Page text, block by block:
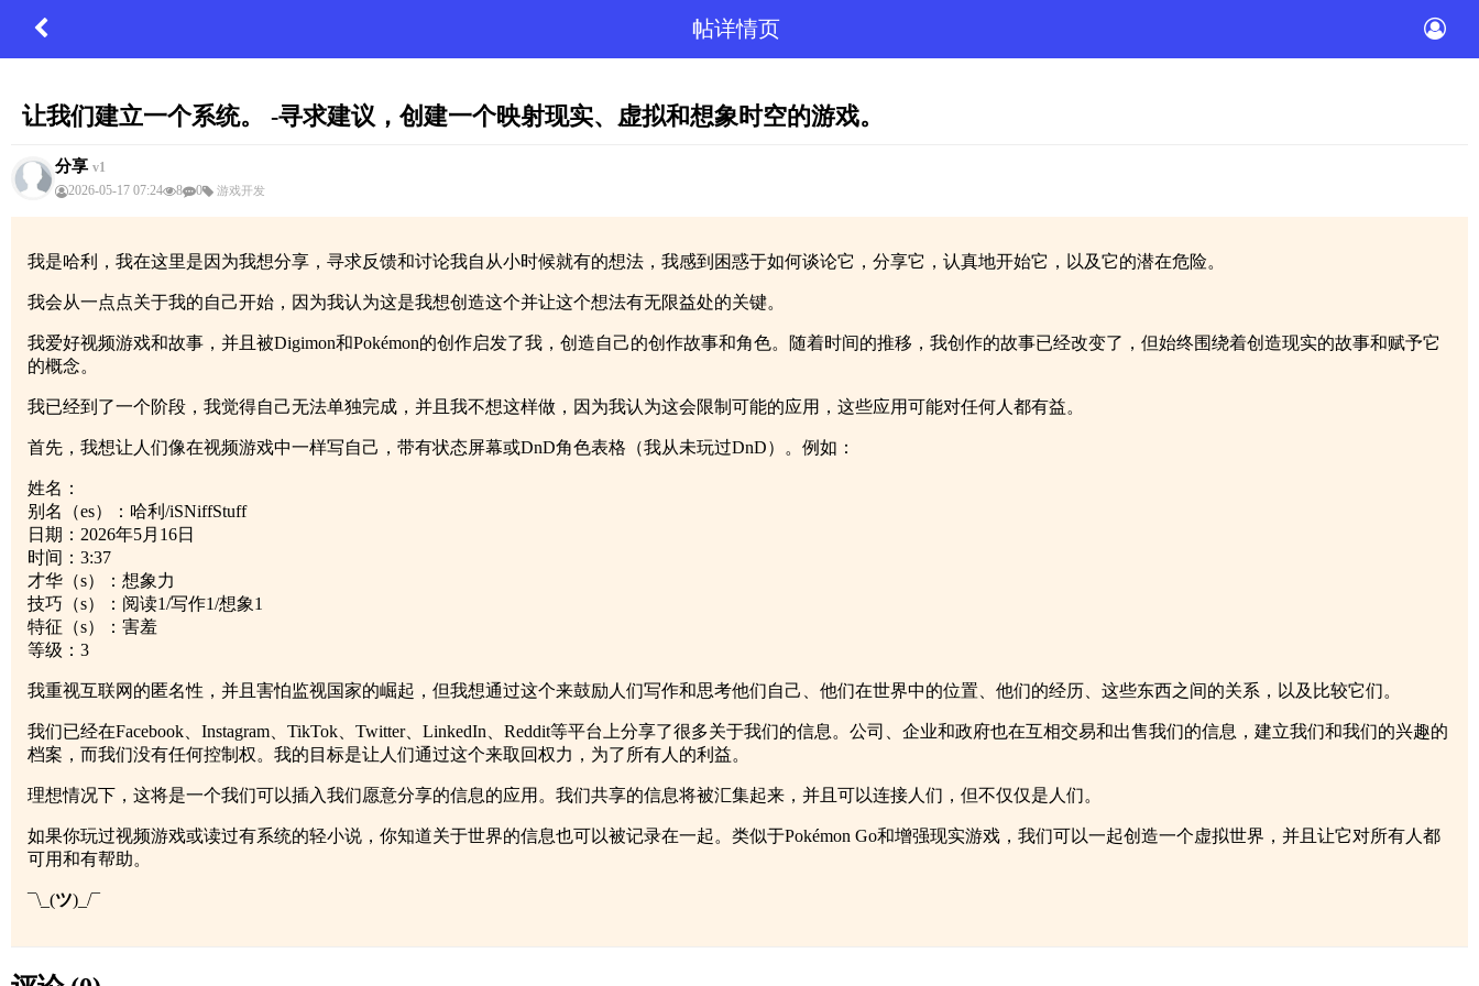
帖详情页
让我们建立一个系统。 -寻求建议，创建一个映射现实、虚拟和想象时空的游戏。
分享 v1
2026-05-17 07:24
8 0 游戏开发
我是哈利，我在这里是因为我想分享，寻求反馈和讨论我自从小时候就有的想法，我感到困惑于如何谈论它，分享它，认真地开始它，以及它的潜在危险。
我会从一点点关于我的自己开始，因为我认为这是我想创造这个并让这个想法有无限益处的关键。
我爱好视频游戏和故事，并且被Digimon和Pokémon的创作启发了我，创造自己的创作故事和角色。随着时间的推移，我创作的故事已经改变了，但始终围绕着创造现实的故事和赋予它
的概念。
我已经到了一个阶段，我觉得自己无法单独完成，并且我不想这样做，因为我认为这会限制可能的应用，这些应用可能对任何人都有益。
首先，我想让人们像在视频游戏中一样写自己，带有状态屏幕或DnD角色表格（我从未玩过DnD）。例如：
姓名：
别名（es）：哈利/iSNiffStuff
日期：2026年5月16日
时间：3:37
才华（s）：想象力
技巧（s）：阅读1/写作1/想象1
特征（s）：害羞
等级：3
我重视互联网的匿名性，并且害怕监视国家的崛起，但我想通过这个来鼓励人们写作和思考他们自己、他们在世界中的位置、他们的经历、这些东西之间的关系，以及比较它们。
我们已经在Facebook、Instagram、TikTok、Twitter、LinkedIn、Reddit等平台上分享了很多关于我们的信息。公司、企业和政府也在互相交易和出售我们的信息，建立我们和我们的兴趣的
档案，而我们没有任何控制权。我的目标是让人们通过这个来取回权力，为了所有人的利益。
理想情况下，这将是一个我们可以插入我们愿意分享的信息的应用。我们共享的信息将被汇集起来，并且可以连接人们，但不仅仅是人们。
如果你玩过视频游戏或读过有系统的轻小说，你知道关于世界的信息也可以被记录在一起。类似于Pokémon Go和增强现实游戏，我们可以一起创造一个虚拟世界，并且让它对所有人都
可用和有帮助。
¯\_(ツ)_/¯